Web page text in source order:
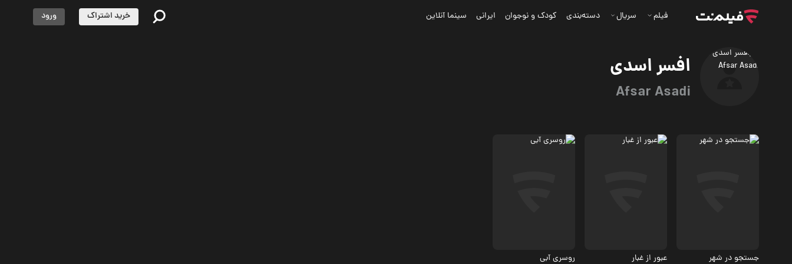
افسر اسدی
Afsar Asadi
فیلم سریال دسته‌بندی کودک و نوجوان ایرانی سینما آنلاین خرید اشتراک ورود
جستجو در شهر عبور از غبار روسری آبی